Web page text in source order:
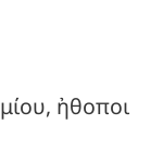
ἠθοποι